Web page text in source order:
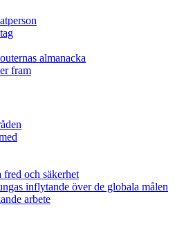
almanacka
fram
fred och säkerhet
inflytande över de globala målen
arbete